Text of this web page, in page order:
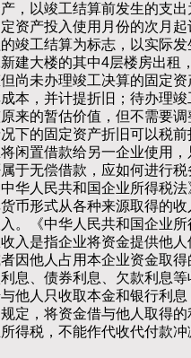
，以竣工结算前发生的支出
资产投入使用月份的次月起
工结算为标志，以实际发
建大楼的其中4层楼房出租
尚未办理竣工决算的固定
本，并计提折旧；待办理竣
来的暂估价值，但不需要调
下的固定资产折旧可以税前
置借款给另一企业使用，
于无偿借款，应如何进行税
人民共和国企业所得税法
币形式从各种来源取得的收
。《中华人民共和国企业
入是指企业将资金提供他人
因他人占用本企业资金取
息、债券利息、欠款利息等
他人只收取本金和银行利
定，将资金借与他人取得的
得税，不能作代收代付款冲